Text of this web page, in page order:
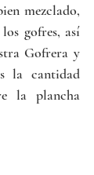
mezclado,
gofres, así
Gofrera y
la cantidad
la plancha